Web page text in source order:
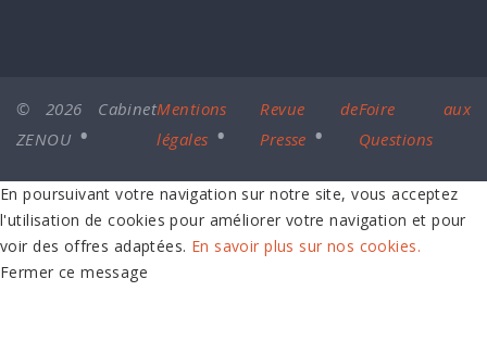
© 2026 Cabinet
ZENOU
Mentions
légales
Revue de
Presse
Foire aux
Questions
En poursuivant votre navigation sur notre site, vous acceptez
l'utilisation de cookies pour améliorer votre navigation et pour
voir des offres adaptées. En savoir plus sur nos cookies.
Fermer ce message